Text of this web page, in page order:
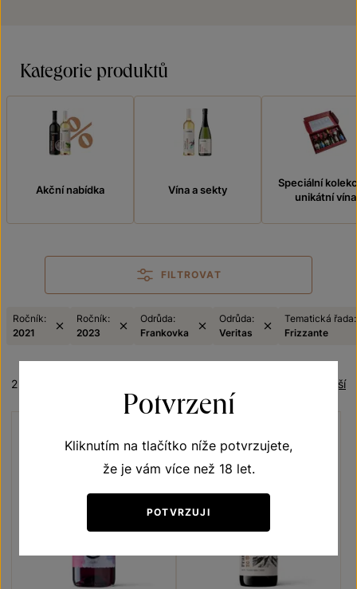
Kategorie produktů
Akční nabídka Vína a sekty
Speciální
unikátní vína
FILTROVAT
Ročník:
2021
Ročník:
2023
Odrůda:
Frankovka
Odrůda:
Veritas
Tematická řada:
Frizzante
Nejlevnější
2 produkty
Potvrzení
Kliknutím na tlačítko níže potvrzujete,
že je vám více než 18 let.
POTVRZUJI